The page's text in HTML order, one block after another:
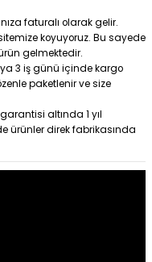
faturalı olarak gelir.
koyuyoruz. Bu sayede
gelmektedir.
3 iş günü içinde kargo
paketlenir ve size
altında 1 yıl
ürünler direk fabrikasında